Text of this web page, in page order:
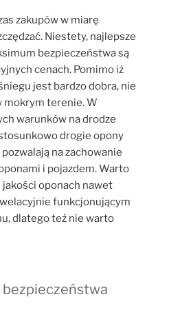
zakupów w miarę
Niestety, najlepsze
bezpieczeństwa są
cenach. Pomimo iż
jest bardzo dobra, nie
mokrym terenie. W
warunków na drodze
drogie opony
na zachowanie
i pojazdem. Warto
oponach nawet
funkcjonującym
dlatego też nie warto